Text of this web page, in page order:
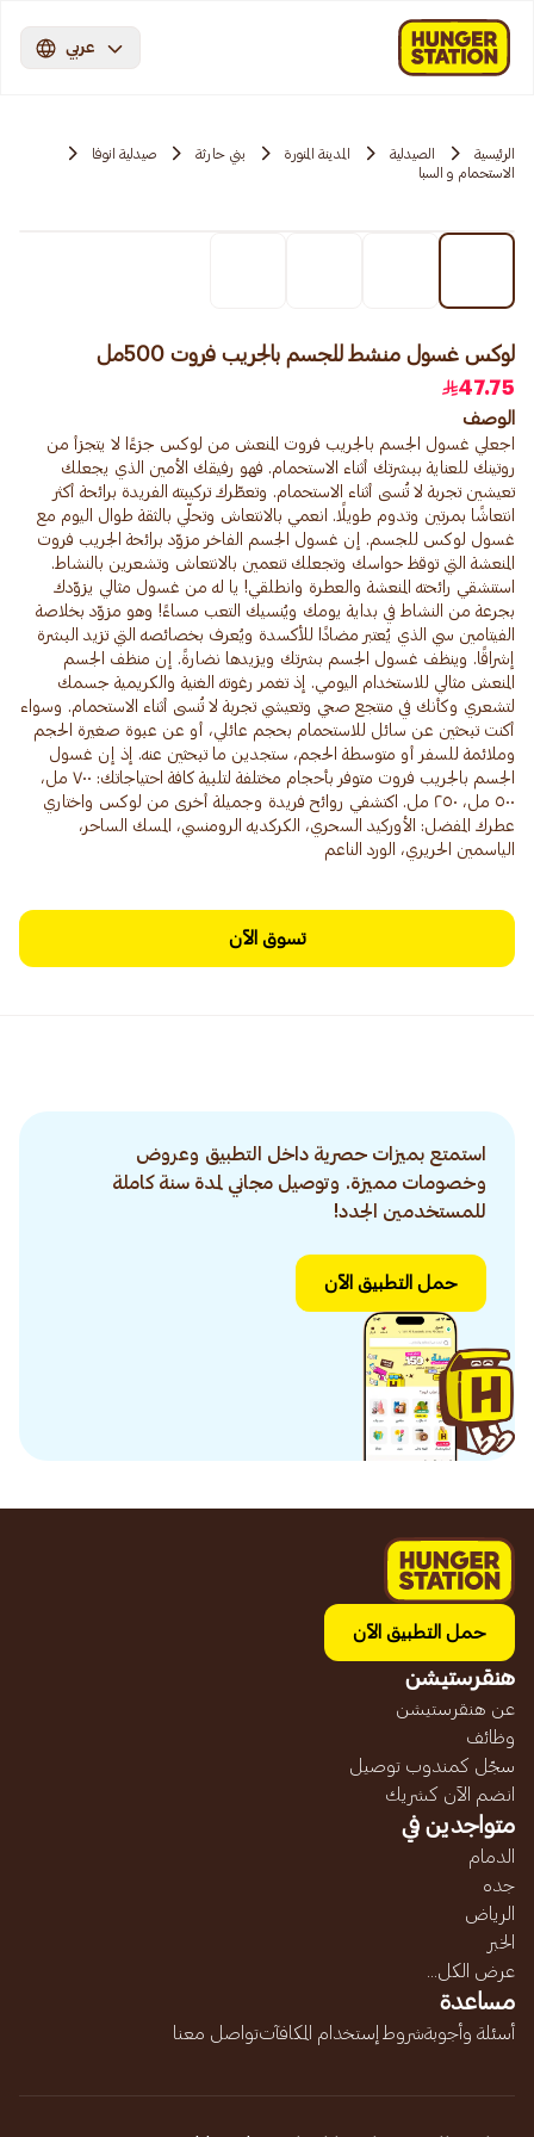
عربي
الرئيسية الصيدلية المدينة المنورة بني حارثة
صيدلية انوفا
الاستحمام و السبا
لوكس غسول منشط للجسم بالجريب فروت 500مل
47.75
الوصف
اجعلي غسول الجسم بالجريب فروت المنعش من لوكس جزءًا لا يتجزأ من
روتينك للعناية ببشرتك أثناء الاستحمام. فهو رفيقك الأمين الذي يجعلك
تعيشين تجربة لا تُنسى أثناء الاستحمام. وتعطّرك تركيبته الفريدة برائحة أكثر
انتعاشًا بمرتين وتدوم طويلًا. انعمي بالانتعاش وتحلّي بالثقة طوال اليوم مع
غسول لوكس للجسم. إن غسول الجسم الفاخر مزوّد برائحة الجريب فروت
المنعشة التي توقظ حواسك وتجعلك تنعمين بالانتعاش وتشعرين بالنشاط.
استنشقي رائحته المنعشة والعطرة وانطلقي! يا له من غسول مثالي يزوّدك
بجرعة من النشاط في بداية يومك ويُنسيك التعب مساءً! وهو مزوّد بخلاصة
الفيتامين سي الذي يُعتبر مضادًا للأكسدة ويُعرف بخصائصه التي تزيد البشرة
إشراقًا. وينظف غسول الجسم بشرتك ويزيدها نضارةً. إن منظف الجسم
المنعش مثالي للاستخدام اليومي. إذ تغمر رغوته الغنية والكريمية جسمك
لتشعري وكأنك في منتجع صحي وتعيشي تجربة لا تُنسى أثناء الاستحمام. وسواء
أكنت تبحثين عن سائل للاستحمام بحجم عائلي، أو عن عبوة صغيرة الحجم
وملائمة للسفر أو متوسطة الحجم، ستجدين ما تبحثين عنه. إذ إن غسول
الجسم بالجريب فروت متوفر بأحجام مختلفة لتلبية كافة احتياجاتك: ٧٠٠ مل،
٥٠٠ مل، ٢٥٠ مل. اكتشفي روائح فريدة وجميلة أخرى من لوكس واختاري
عطرك المفضل: الأوركيد السحري، الكركديه الرومنسي، المسك الساحر،
الياسمين الحريري، الورد الناعم
تسوق الآن
استمتع بميزات حصرية داخل التطبيق وعروض
وخصومات مميزة. وتوصيل مجاني لمدة سنة كاملة
للمستخدمين الجدد!
حمل التطبيق الآن
حمل التطبيق الآن
هنقرستيشن
عن هنقرستيشن
وظائف
سجّل كمندوب توصيل
انضم الآن كشريك
متواجدين في
الدمام
جده
الرياض
الخبر
عرض الكل...
مساعدة
أسئلة وأجوبةشروط إستخدام المكافآتتواصل معنا